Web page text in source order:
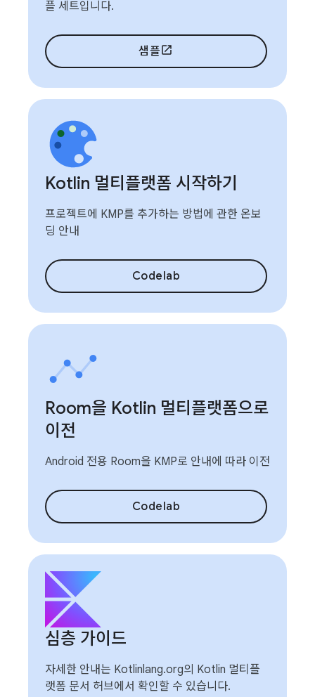
플 세트입니다.
샘플
Kotlin 멀티플랫폼 시작하기
프로젝트에 KMP를 추가하는 방법에 관한 온보
딩 안내
Codelab
Room을 Kotlin 멀티플랫폼으로
이전
Android 전용 Room을 KMP로 안내에 따라 이전
Codelab
심층 가이드
자세한 안내는 Kotlinlang.org의 Kotlin 멀티플
랫폼 문서 허브에서 확인할 수 있습니다.